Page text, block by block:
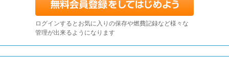
ログインするとお気に入りの保存や燃費記録など様々な
管理が出来るようになります